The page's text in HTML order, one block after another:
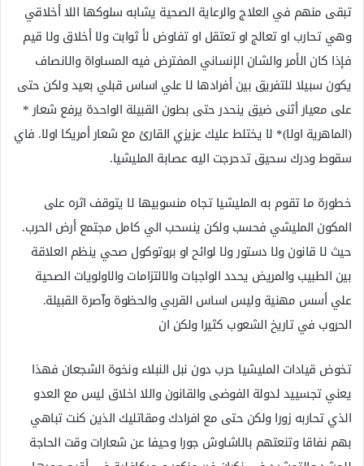
تبقى منهم في العلاج والرعاية الصحية يشابه سلوكها اللا أخلاقي
وهي تحارب او تعالج او تعتقل او تفاوض لأ ثوابت ولا أخلاق ولا قيم
فإذا كان الأمر والشان الإنساني المفترض فيه المساواة والانصاف
يكون سبيلا للتفريق بين أفرادها لا علي اساس قبلي بعيد ولكن حتى
على معيار أثنى ضيق ينحدر حتى بطون القبيلة الواحدة يرفع شعار *
(الماهرية اولا)* لا يختلط عليك عزيزي القارئ مع شعار أمريكا اولا. فاي
سقوط ودرك سحيق تدحرجت اليه عصابة المليشيا.
خطورة ما تقوم به المليشيا تجاه منسوبيها لا يتوقف اثره على
المكون المليشي فحسب ولكن ينسحب الي كامل مجتمع أرض الحرب.
حيث لا قانون ولا دستور ولا لوائح او بروتوكول صحي ينظم العلاقة
بين الطبيب والمريض يحدد الواجبات والالتزامات والاولويات الصحية
علي أسس مهنية وليس اساس القربي والحظوة وآصرة القبيلة.
الحروب في تاريخ الشعوب كثيرا ولكن ان
تخوض قيادات المليشيا حرب دون نبل النبلاء ونخوة الشجعان فهذا
يعني تجسييد لدولة الفوضى والقانون واللا اخلاق ليس مع العدو
الذي تحاربه زورا ولكن حتى مع افرادك ومقاتليك الذين كنت تباهي
بهم نفاقا وتنعتهم بالاشاوش جورا وحيفا عن شعارات وقت الحاجة